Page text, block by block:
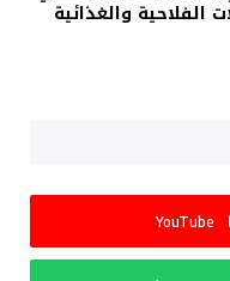
الفلاحية والغذائية
YouTube